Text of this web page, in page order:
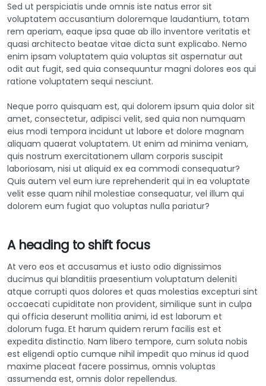
Sed ut perspiciatis unde omnis iste natus error sit
voluptatem accusantium doloremque laudantium, totam
rem aperiam, eaque ipsa quae ab illo inventore veritatis et
quasi architecto beatae vitae dicta sunt explicabo. Nemo
enim ipsam voluptatem quia voluptas sit aspernatur aut
odit aut fugit, sed quia consequuntur magni dolores eos qui
ratione voluptatem sequi nesciunt.
Neque porro quisquam est, qui dolorem ipsum quia dolor sit
amet, consectetur, adipisci velit, sed quia non numquam
eius modi tempora incidunt ut labore et dolore magnam
aliquam quaerat voluptatem. Ut enim ad minima veniam,
quis nostrum exercitationem ullam corporis suscipit
laboriosam, nisi ut aliquid ex ea commodi consequatur?
Quis autem vel eum iure reprehenderit qui in ea voluptate
velit esse quam nihil molestiae consequatur, vel illum qui
dolorem eum fugiat quo voluptas nulla pariatur?
A heading to shift focus
At vero eos et accusamus et iusto odio dignissimos
ducimus qui blanditiis praesentium voluptatum deleniti
atque corrupti quos dolores et quas molestias excepturi sint
occaecati cupiditate non provident, similique sunt in culpa
qui officia deserunt mollitia animi, id est laborum et
dolorum fuga. Et harum quidem rerum facilis est et
expedita distinctio. Nam libero tempore, cum soluta nobis
est eligendi optio cumque nihil impedit quo minus id quod
maxime placeat facere possimus, omnis voluptas
assumenda est, omnis dolor repellendus.